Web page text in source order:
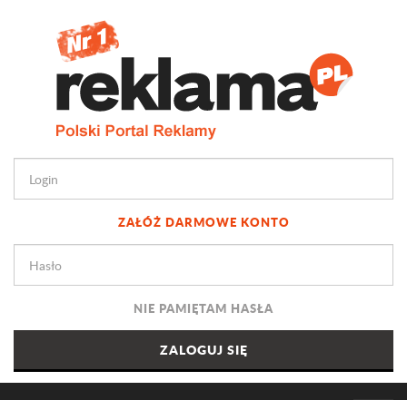
ZAŁÓŻ DARMOWE KONTO
NIE PAMIĘTAM HASŁA